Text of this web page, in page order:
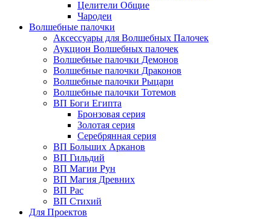
Целители Общие
Чародеи
Волшебные палочки
Аксессуары для Волшебных Палочек
Аукцион Волшебных палочек
Волшебные палочки Демонов
Волшебные палочки Драконов
Волшебные палочки Рыцари
Волшебные палочки Тотемов
ВП Боги Египта
Бронзовая серия
Золотая серия
Серебрянная серия
ВП Больших Арканов
ВП Гильдий
ВП Магии Рун
ВП Магия Древних
ВП Рас
ВП Стихий
Для Проектов